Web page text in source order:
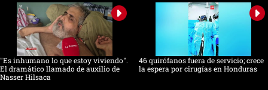
"Es inhumano lo que estoy viviendo".
El dramático llamado de auxilio de
Nasser Hilsaca
46 quirófanos fuera de servicio; crece
la espera por cirugías en Honduras